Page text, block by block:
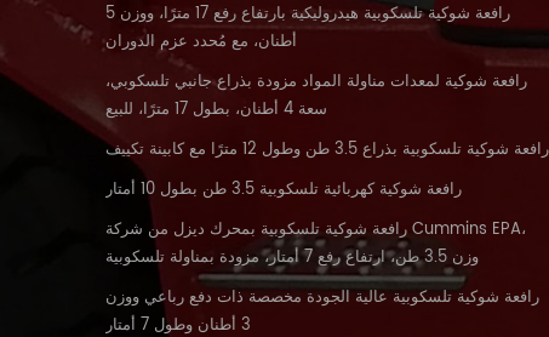
رافعة شوكية تلسكوبية هيدروليكية بارتفاع رفع 17 مترًا، ووزن 5
أطنان، مع مُحدد عزم الدوران
رافعة شوكية لمعدات مناولة المواد مزودة بذراع جانبي تلسكوبي،
سعة 4 أطنان، بطول 17 مترًا، للبيع
رافعة شوكية تلسكوبية بذراع 3.5 طن وطول 12 مترًا مع كابينة تكييف
رافعة شوكية كهربائية تلسكوبية 3.5 طن بطول 10 أمتار
رافعة شوكية تلسكوبية بمحرك ديزل من شركة Cummins EPA،
وزن 3.5 طن، ارتفاع رفع 7 أمتار، مزودة بمناولة تلسكوبية
رافعة شوكية تلسكوبية عالية الجودة مخصصة ذات دفع رباعي ووزن
3 أطنان وطول 7 أمتار